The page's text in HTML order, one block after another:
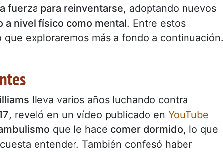
fuerza para reinventarse, adoptando nuevos
a nivel físico como mental. Entre estos
que exploraremos más a fondo a continuación.
lleva varios años luchando contra
, reveló en un vídeo publicado en YouTube
que le hace comer dormido, lo que
entender. También confesó haber